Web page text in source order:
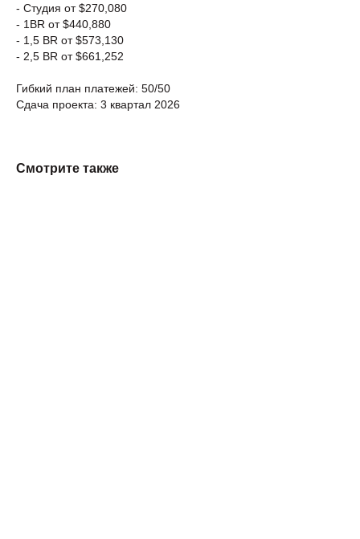
- Студия от $270,080
- 1BR от $440,880
- 1,5 BR от $573,130
- 2,5 BR от $661,252
Гибкий план платежей: 50/50
Сдача проекта: 3 квартал 2026
Смотрите также